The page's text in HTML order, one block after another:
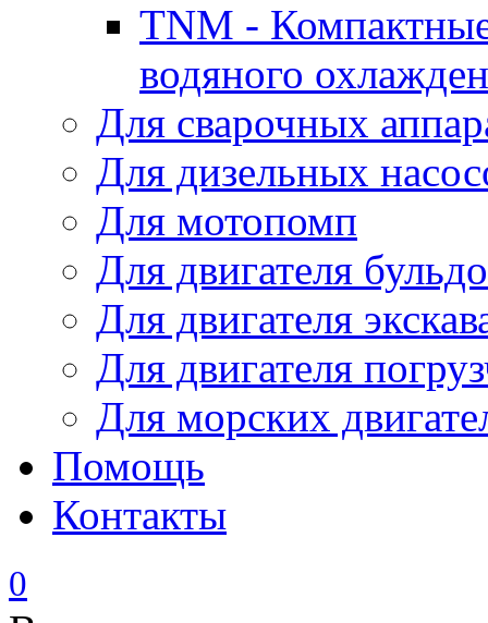
TNM -
водяного
Для сварочных
Для дизельных
Для мотопомп
Для двигателя
Для двигателя
Для двигателя
Для морских
Помощь
Контакты
0